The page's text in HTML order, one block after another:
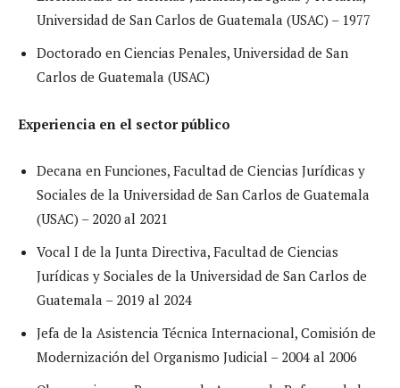
Universidad de San Carlos de Guatemala (USAC) – 1977
Doctorado en Ciencias Penales, Universidad de San
Carlos de Guatemala (USAC)
Experiencia en el sector público
Decana en Funciones, Facultad de Ciencias Jurídicas y
Sociales de la Universidad de San Carlos de Guatemala
(USAC) – 2020 al 2021
Vocal I de la Junta Directiva, Facultad de Ciencias
Jurídicas y Sociales de la Universidad de San Carlos de
Guatemala – 2019 al 2024
Jefa de la Asistencia Técnica Internacional, Comisión de
Modernización del Organismo Judicial – 2004 al 2006